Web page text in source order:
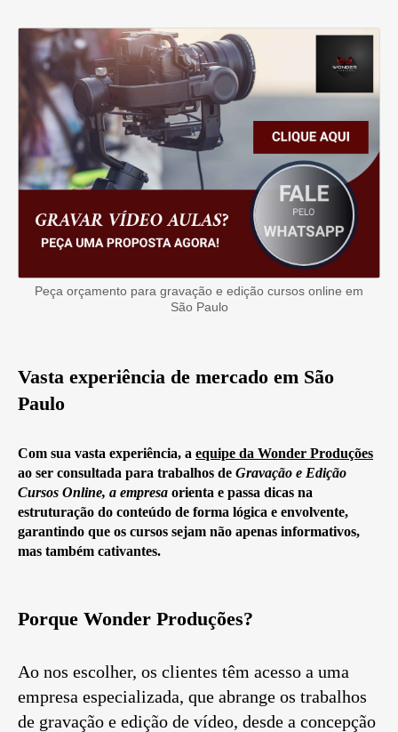
Peça orçamento para gravação e edição cursos online em
São Paulo
Vasta experiência de mercado em São
Paulo
Com sua vasta experiência, a equipe da Wonder Produções
ao ser consultada para trabalhos de Gravação e Edição
Cursos Online, a empresa orienta e passa dicas na
estruturação do conteúdo de forma lógica e envolvente,
garantindo que os cursos sejam não apenas informativos,
mas também cativantes.
Porque Wonder Produções?
Ao nos escolher, os clientes têm acesso a uma
empresa especializada, que abrange os trabalhos
de gravação e edição de vídeo, desde a concepção